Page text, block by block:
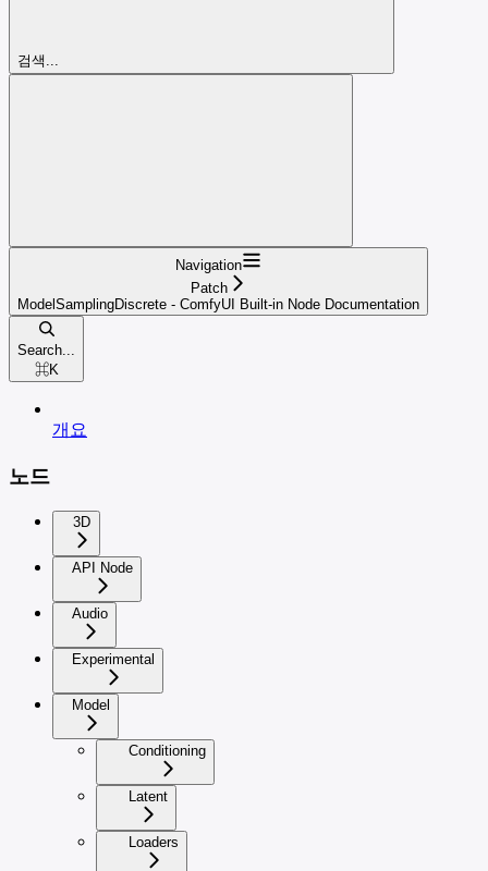
검색...
Navigation
Patch
ModelSamplingDiscrete - ComfyUI Built-in Node Documentation
Search...
⌘K
개요
노드
3D
API Node
Audio
Experimental
Model
Conditioning
Latent
Loaders